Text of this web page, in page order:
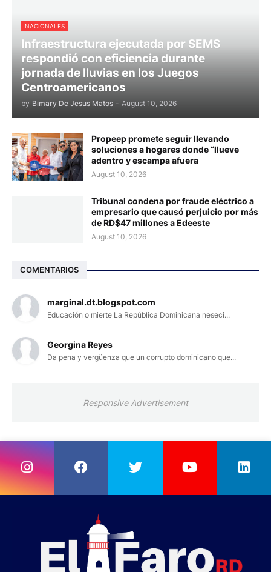
NACIONALES
Infraestructura ejecutada por SEMS
respondió con eficiencia durante
jornada de lluvias en los Juegos
Centroamericanos
by Bimary De Jesus Matos - August 10, 2026
Propeep promete seguir llevando
soluciones a hogares donde “llueve
adentro y escampa afuera
August 10, 2026
Tribunal condena por fraude eléctrico a
empresario que causó perjuicio por más
de RD$47 millones a Edeeste
August 10, 2026
COMENTARIOS
marginal.dt.blogspot.com
Educación o mierte La República Dominicana neseci...
Georgina Reyes
Da pena y vergüenza que un corrupto dominicano que...
Responsive Advertisement